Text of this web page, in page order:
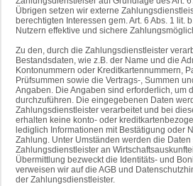
Übrigen setzen wir externe
berechtigten Interessen gem. Art. 6 Abs. 1 lit.
Nutzern effektive und sichere
Zu den, durch die Zahlungsdienstleister
Bestandsdaten, wie z.B. der Name und die
Kontonummern oder Kreditkartennummern,
Prüfsummen sowie die Vertrags-, Summen
Angaben. Die Angaben sind erforderlich, um
durchzuführen. Die eingegebenen Daten
Zahlungsdienstleister verarbeitet und bei
erhalten keine konto- oder
lediglich Informationen mit Bestätigung oder
Zahlung. Unter Umständen werden die
Zahlungsdienstleister an
Übermittlung bezweckt die Identitäts- und
verweisen wir auf die AGB und
der Zahlungsdienstleister.